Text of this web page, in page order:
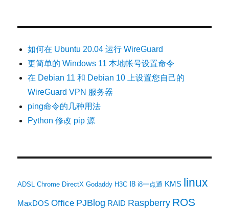
如何在 Ubuntu 20.04 运行 WireGuard
更简单的 Windows 11 本地帐号设置命令
在 Debian 11 和 Debian 10 上设置您自己的
WireGuard VPN 服务器
ping命令的几种用法
Python 修改 pip 源
ADSL Chrome DirectX Godaddy H3C I8 i8一点通 KMS linux
MaxDOS Office PJBlog RAID Raspberry ROS